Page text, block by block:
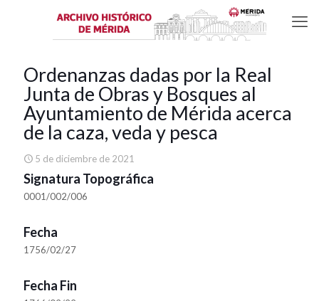
Ordenanzas dadas por la Real
Junta de Obras y Bosques al
Ayuntamiento de Mérida acerca
de la caza, veda y pesca
5 de diciembre de 2021
Signatura Topográfica
0001/002/006
Fecha
1756/02/27
Fecha Fin